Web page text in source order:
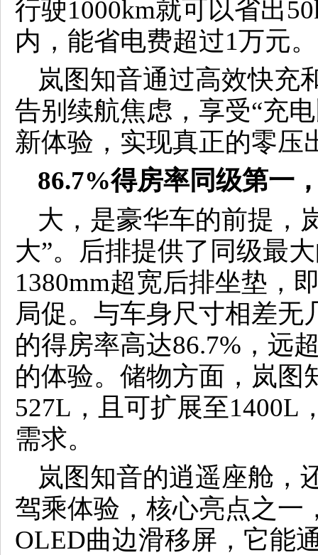
行驶1000km就可以省出
内，能省电费超过1万元。
岚图知音通过高效快充
告别续航焦虑，享受“充
新体验，实现真正的零压
86.7%得房率同级第一
大，是豪华车的前提，
大”。后排提供了同级最
1380mm超宽后排坐垫，
局促。与车身尺寸相差无
的得房率高达86.7%，远
的体验。储物方面，岚图
527L，且可扩展至1400L
需求。
岚图知音的逍遥座舱，
驾乘体验，核心亮点之一
OLED曲边滑移屏，它能